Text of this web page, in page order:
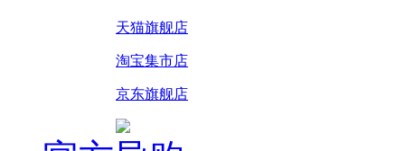
天猫旗舰店
淘宝集市店
京东旗舰店